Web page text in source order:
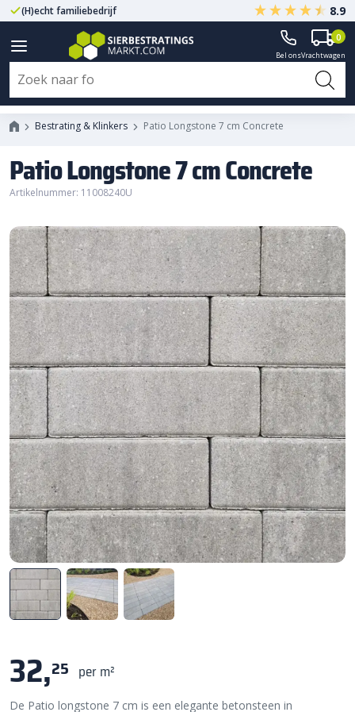
(H)echt familiebedrijf Gegarandeerd A-kwaliteit
8.9
Bel onsVrachtwagen
0
Bestrating & Klinkers Patio Longstone 7 cm Concrete
Patio Longstone 7 cm Concrete
Artikelnummer: 11008240U
32,25 per m²
De Patio longstone 7 cm is een elegante betonsteen in
Patio Longstone 7 cm Concrete